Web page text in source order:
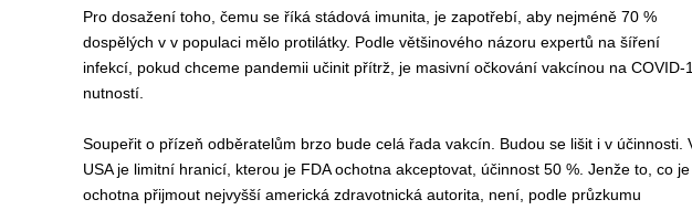
Pro dosažení toho, čemu se říká stádová imunita, je zapotřebí, aby nejméně 70 %
dospělých v v populaci mělo protilátky. Podle většinového názoru expertů na šíření
infekcí, pokud chceme pandemii učinit přítrž, je masivní očkování vakcínou na COVID-
nutností.
Soupeřit o přízeň odběratelům brzo bude celá řada vakcín. Budou se lišit i v účinnosti.
USA je limitní hranicí, kterou je FDA ochotna akceptovat, účinnost 50 %. Jenže to, co je
ochotna přijmout nejvyšší americká zdravotnická autorita, není, podle průzkumu